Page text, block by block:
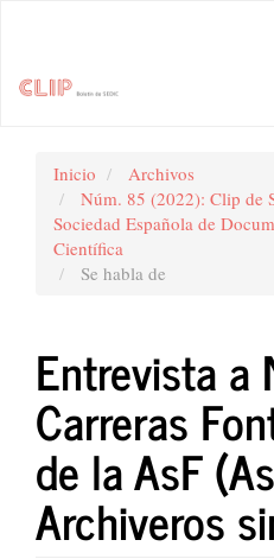
principal
Inicio
Archivos
Núm. 85 (2022): Clip de
Sociedad Española de
Científica
Se habla de
Entrevista a
Carreras
de la AsF
Archiveros